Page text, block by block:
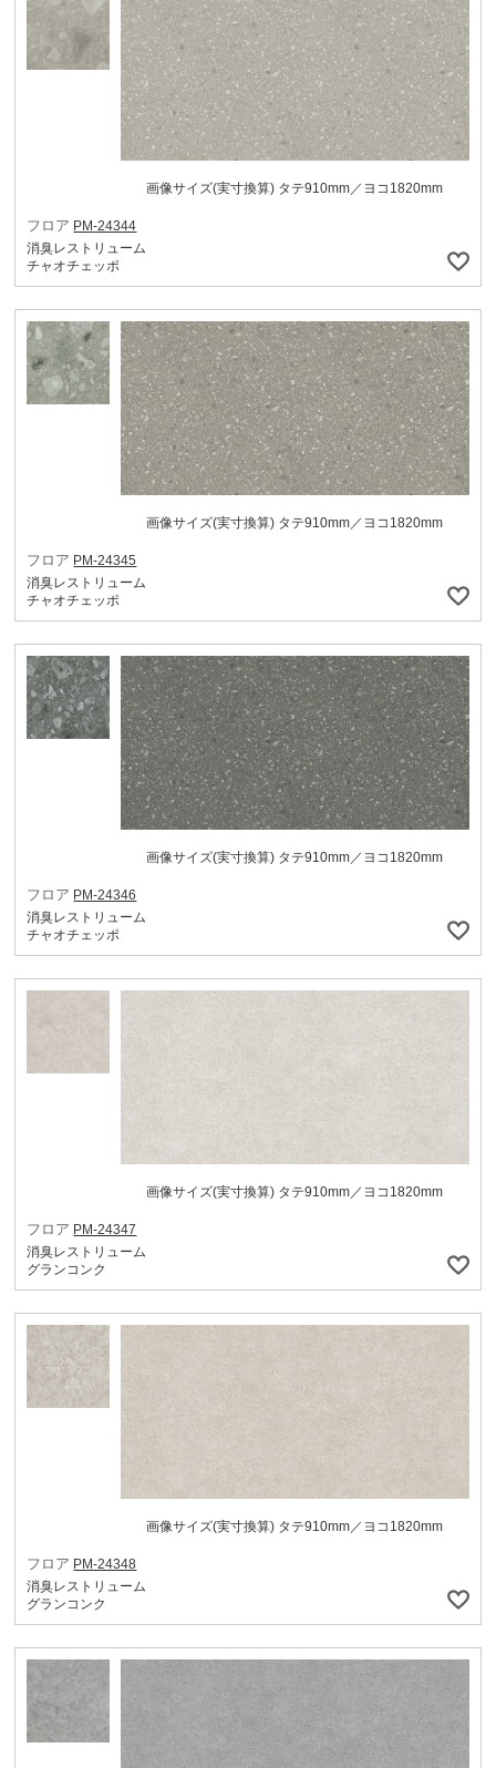
画像サイズ(実寸換算) タテ910mm／ヨコ1820mm
フロア PM-24344
消臭レストリューム
チャオチェッポ
画像サイズ(実寸換算) タテ910mm／ヨコ1820mm
フロア PM-24345
消臭レストリューム
チャオチェッポ
画像サイズ(実寸換算) タテ910mm／ヨコ1820mm
フロア PM-24346
消臭レストリューム
チャオチェッポ
画像サイズ(実寸換算) タテ910mm／ヨコ1820mm
フロア PM-24347
消臭レストリューム
グランコンク
画像サイズ(実寸換算) タテ910mm／ヨコ1820mm
フロア PM-24348
消臭レストリューム
グランコンク